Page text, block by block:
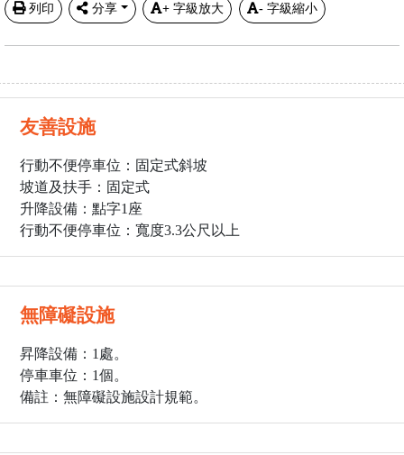
列印 分享 + 字級放大 - 字級縮小
友善設施
行動不便停車位：固定式斜坡
坡道及扶手：固定式
升降設備：點字1座
行動不便停車位：寬度3.3公尺以上
無障礙設施
昇降設備：1處。
停車車位：1個。
備註：無障礙設施設計規範。